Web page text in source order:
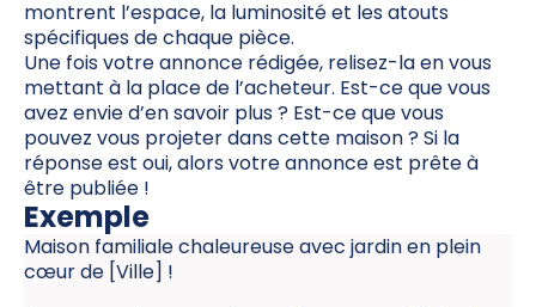
montrent l’espace, la luminosité et les atouts
spécifiques de chaque pièce.
Une fois votre annonce rédigée, relisez-la en vous
mettant à la place de l’acheteur. Est-ce que vous
avez envie d’en savoir plus ? Est-ce que vous
pouvez vous projeter dans cette maison ? Si la
réponse est oui, alors votre annonce est prête à
être publiée !
Exemple
Maison familiale chaleureuse avec jardin en plein
cœur de [Ville] !